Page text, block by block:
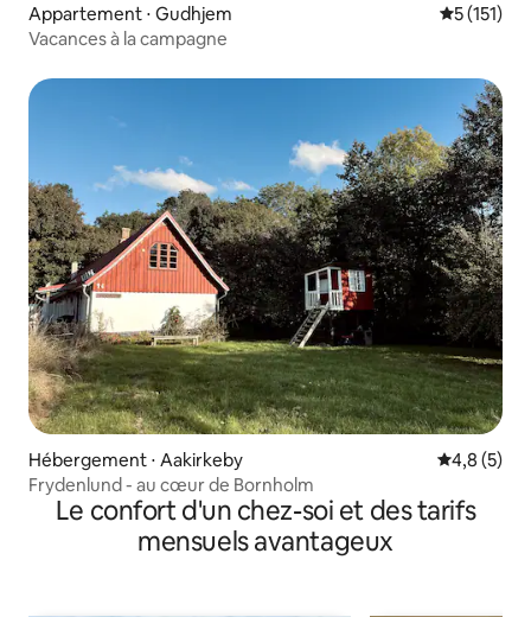
Appartement ⋅ Gudhjem Évaluation
5 (151)
Vacances à la campagne
Hébergement ⋅ Aakirkeby Évaluation
4,8 (5)
Frydenlund - au cœur de Bornholm
Le confort d'un chez-soi et des tarifs
mensuels avantageux